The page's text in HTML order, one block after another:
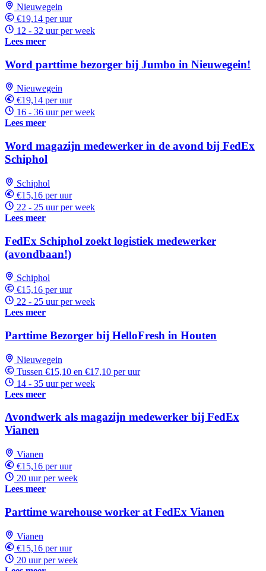
Nieuwegein
€19,14 per uur
12 - 32 uur per week
Lees meer
Word parttime bezorger bij Jumbo in Nieuwegein!
Nieuwegein
€19,14 per uur
16 - 36 uur per week
Lees meer
Word magazijn medewerker in de avond bij FedEx
Schiphol
Schiphol
€15,16 per uur
22 - 25 uur per week
Lees meer
FedEx Schiphol zoekt logistiek medewerker
(avondbaan!)
Schiphol
€15,16 per uur
22 - 25 uur per week
Lees meer
Parttime Bezorger bij HelloFresh in Houten
Nieuwegein
Tussen €15,10 en €17,10 per uur
14 - 35 uur per week
Lees meer
Avondwerk als magazijn medewerker bij FedEx
Vianen
Vianen
€15,16 per uur
20 uur per week
Lees meer
Parttime warehouse worker at FedEx Vianen
Vianen
€15,16 per uur
20 uur per week